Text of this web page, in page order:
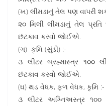
(ખ) લીમડાનું તેલ પણ વાપરી
૨૦ મિલી લીમડાનું તેલ પ્રતિ
છંટકાવ કરવો જોઈએ.
(ગ) કૃમિ (સુંડી) :-
૩ લીટર બ્રહ્માસ્ત્ર ૧૦૦
છંટકાવ કરવો જોઈએ.
(ઘ) થડ વેધક, ફળ વેધક, કૃમિ :-
૩ લીટર અગ્નિઅસ્ત્ર ૧૦૦